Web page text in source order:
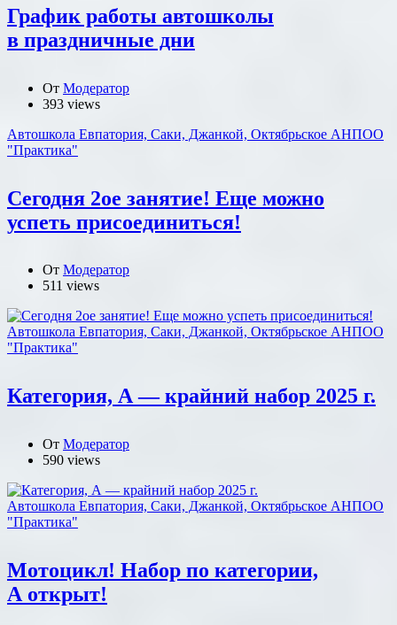
График работы автошколы
в праздничные дни
От Модератор
393 views
Автошкола Евпатория, Саки, Джанкой, Октябрьское АНПОО
"Практика"
Сегодня 2ое занятие! Еще можно
успеть присоединиться!
От Модератор
511 views
Автошкола Евпатория, Саки, Джанкой, Октябрьское АНПОО
"Практика"
Категория, А — крайний набор 2025 г.
От Модератор
590 views
Автошкола Евпатория, Саки, Джанкой, Октябрьское АНПОО
"Практика"
Мотоцикл! Набор по категории,
А открыт!